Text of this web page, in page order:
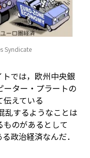
Syndicate
トでは，欧州中央銀
ーター・プラートの
えている
乱するようなことは
ものがあるとして
政治経済なんだ．